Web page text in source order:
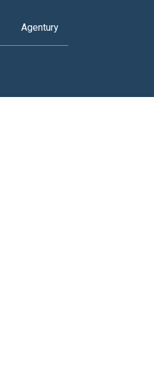
Agentury